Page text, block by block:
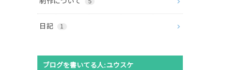
5
日記 1
ブログを書いてる人:ユウスケ